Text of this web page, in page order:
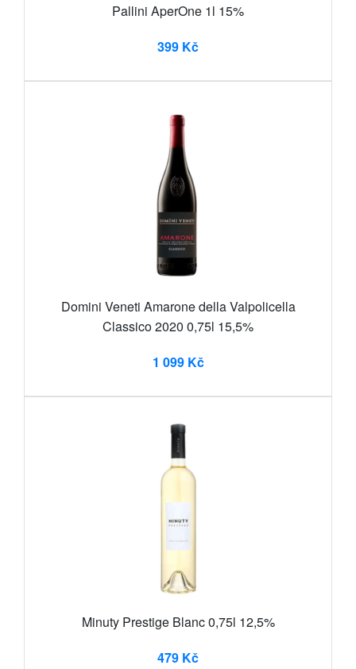
Pallini AperOne 1l 15%
399 Kč
Domini Veneti Amarone della Valpolicella
Classico 2020 0,75l 15,5%
1 099 Kč
Minuty Prestige Blanc 0,75l 12,5%
479 Kč